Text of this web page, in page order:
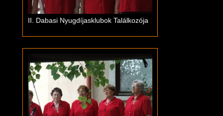
II. Dabasi Nyugdíjasklubok Találkozója